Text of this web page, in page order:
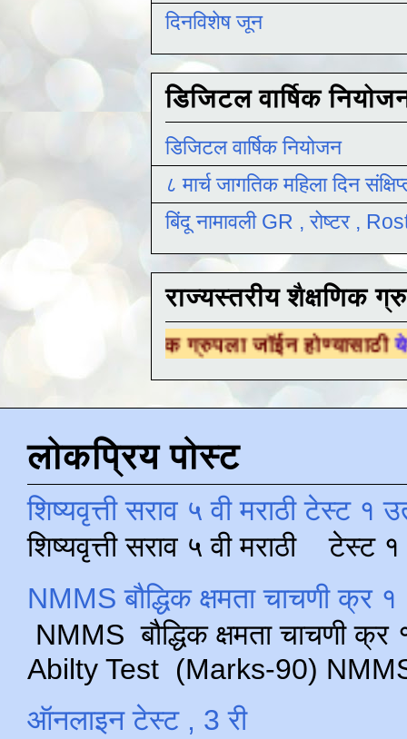
दिनविशेष जून
डिजिटल वार्षिक
डिजिटल वार्षिक नियोजन
८ मार्च जागतिक महिला दिन
बिंदू नामावली GR , रोष्टर ,
राज्यस्तरीय शैक्षणिक
ग्रुपला जॉईन होण्यासाठीयेथे क्लिक करा .
लोकप्रिय पोस्ट
शिष्यवृत्ती सराव ५ वी मराठी टेस्ट १
शिष्यवृत्ती सराव ५ वी मराठी टेस्ट
NMMS बौद्धिक क्षमता चाचणी क्र
NMMS बौद्धिक क्षमता चाचणी
Abilty Test (Marks-90) NMMS
ऑनलाइन टेस्ट , 3 री